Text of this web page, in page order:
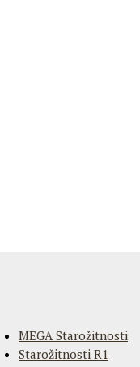
MEGA Starožitnosti
Starožitnosti R1